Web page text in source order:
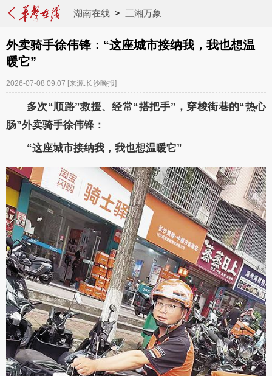
湖南在线> 三湘万象
外卖骑手徐伟锋：“这座城市接纳我，我也想温
暖它”
2026-07-08 09:07 [来源:长沙晚报]
多次“顺路”救援、经常“搭把手”，穿梭街巷的“热心
肠”外卖骑手徐伟锋：
“这座城市接纳我，我也想温暖它”